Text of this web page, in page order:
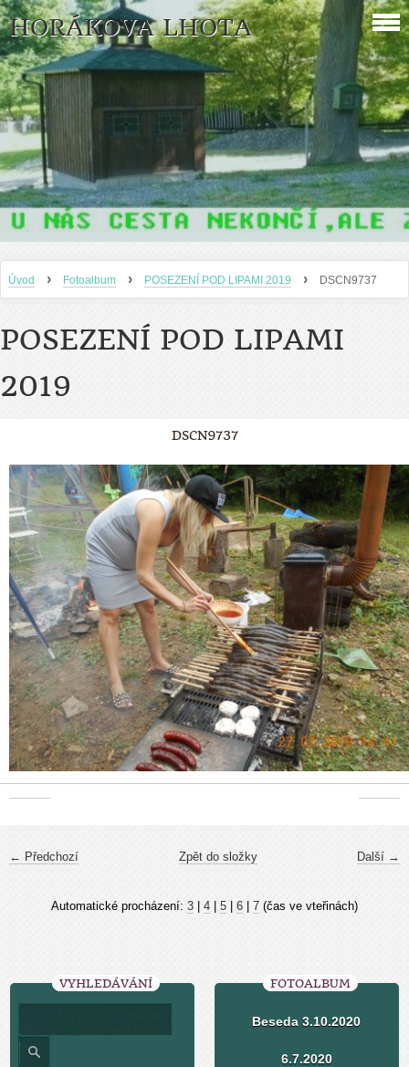
HORÁKOVA LHOTA
Úvod › Fotoalbum › POSEZENÍ POD LIPAMI 2019 › DSCN9737
POSEZENÍ POD LIPAMI
2019
DSCN9737
← Předchozí Další →
Zpět do složky
Automatické procházení: 3 4 5 6 7 (čas ve vteřinách)
VYHLEDÁVÁNÍ FOTOALBUM
Beseda 3.10.2020
6.7.2020